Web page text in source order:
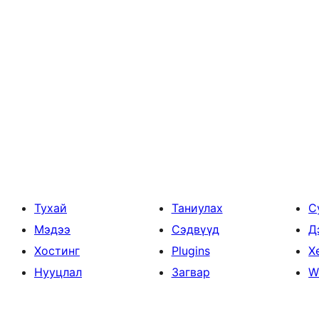
Тухай
Мэдээ
Хостинг
Нууцлал
Таниулах
Сэдвүүд
Plugins
Загвар